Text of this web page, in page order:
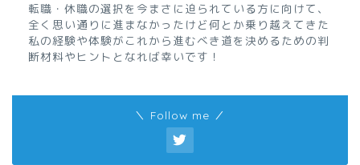
転職・休職の選択を今まさに迫られている方に向けて、
全く思い通りに進まなかったけど何とか乗り越えてきた
私の経験や体験がこれから進むべき道を決めるための判
断材料やヒントとなれば幸いです！
＼ Follow me ／